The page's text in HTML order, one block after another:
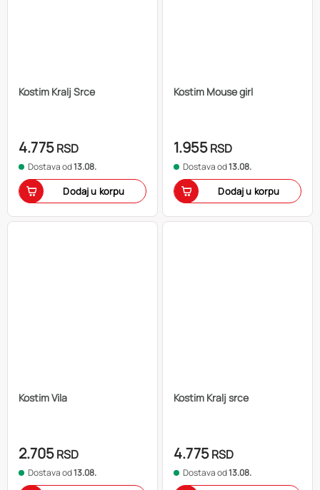
Kostim Kralj Srce
4.775RSD
Dostava od13.08.
Dodaj u korpu
Kostim Mouse girl
1.955RSD
Dostava od13.08.
Dodaj u korpu
Kostim Vila
2.705RSD
Dostava od13.08.
Kostim Kralj srce
4.775RSD
Dostava od13.08.